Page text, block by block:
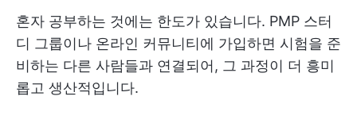
혼자 공부하는 것에는 한도가 있습니다. PMP 스터
디 그룹이나 온라인 커뮤니티에 가입하면 시험을 준
비하는 다른 사람들과 연결되어, 그 과정이 더 흥미
롭고 생산적입니다.